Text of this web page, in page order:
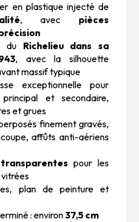
en plastique injecté de
, avec pièces
du Richelieu dans sa
, avec la silhouette
massif typique
exceptionnelle pour
et secondaire,
et grues
finement gravés,
affûts anti-aériens
pour les
plan de peinture et
: environ37,5 cm